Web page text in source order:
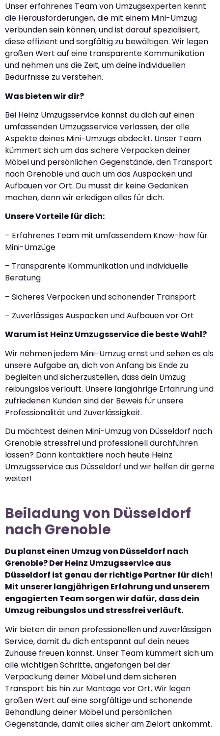
Unser erfahrenes Team von Umzugsexperten kennt
die Herausforderungen, die mit einem Mini-Umzug
verbunden sein können, und ist darauf spezialisiert,
diese effizient und sorgfältig zu bewältigen. Wir legen
großen Wert auf eine transparente Kommunikation
und nehmen uns die Zeit, um deine individuellen
Bedürfnisse zu verstehen.
Was bieten wir dir?
Bei Heinz Umzugsservice kannst du dich auf einen
umfassenden Umzugsservice verlassen, der alle
Aspekte deines Mini-Umzugs abdeckt. Unser Team
kümmert sich um das sichere Verpacken deiner
Möbel und persönlichen Gegenstände, den Transport
nach Grenoble und auch um das Auspacken und
Aufbauen vor Ort. Du musst dir keine Gedanken
machen, denn wir erledigen alles für dich.
Unsere Vorteile für dich:
– Erfahrenes Team mit umfassendem Know-how für
Mini-Umzüge
– Transparente Kommunikation und individuelle
Beratung
– Sicheres Verpacken und schonender Transport
– Zuverlässiges Auspacken und Aufbauen vor Ort
Warum ist Heinz Umzugsservice die beste Wahl?
Wir nehmen jedem Mini-Umzug ernst und sehen es als
unsere Aufgabe an, dich von Anfang bis Ende zu
begleiten und sicherzustellen, dass dein Umzug
reibungslos verläuft. Unsere langjährige Erfahrung und
zufriedenen Kunden sind der Beweis für unsere
Professionalität und Zuverlässigkeit.
Du möchtest deinen Mini-Umzug von Düsseldorf nach
Grenoble stressfrei und professionell durchführen
lassen? Dann kontaktiere noch heute Heinz
Umzugsservice aus Düsseldorf und wir helfen dir gerne
weiter!
Beiladung von Düsseldorf
nach Grenoble
Du planst einen Umzug von Düsseldorf nach
Grenoble? Der Heinz Umzugsservice aus
Düsseldorf ist genau der richtige Partner für dich!
Mit unserer langjährigen Erfahrung und unserem
engagierten Team sorgen wir dafür, dass dein
Umzug reibungslos und stressfrei verläuft.
Wir bieten dir einen professionellen und zuverlässigen
Service, damit du dich entspannt auf dein neues
Zuhause freuen kannst. Unser Team kümmert sich um
alle wichtigen Schritte, angefangen bei der
Verpackung deiner Möbel und dem sicheren
Transport bis hin zur Montage vor Ort. Wir legen
großen Wert auf eine sorgfältige und schonende
Behandlung deiner Möbel und persönlichen
Gegenstände, damit alles sicher am Zielort ankommt.